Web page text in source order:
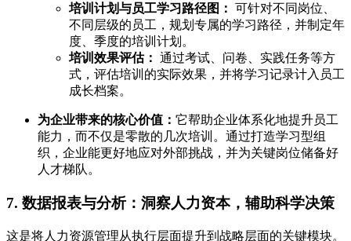
培训计划与员工学习路径图：
可针对不同岗位、
不同层级的员工，规划专属的学习路径，并制定年
度、季度的培训计划。
培训效果评估： 通过考试、问卷、实践任务等方
式，评估培训的实际效果，并将学习记录计入员工
成长档案。
为企业带来的核心价值： 它帮助企业体系化地提升员工
能力，而不仅是零散的几次培训。通过打造学习型组
织，企业能更好地应对外部挑战，并为关键岗位储备好
人才梯队。
7. 数据报表与分析：洞察人力资本，辅助科学决策
这是将人力资源管理从执行层面提升到战略层面的关键模块。